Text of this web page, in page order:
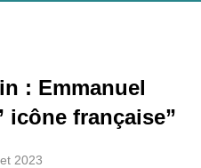
: Emmanuel
icône française”
2023